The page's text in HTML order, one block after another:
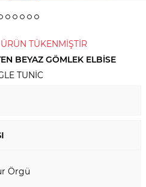
TÜKENMİŞTİR
BEYAZ GÖMLEK ELBISE
TUNIC
Örgü